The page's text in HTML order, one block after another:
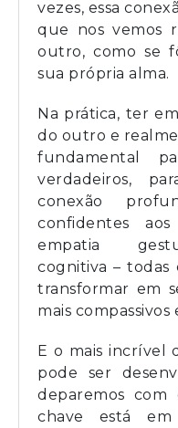
vezes, essa
que nos vemos
outro, como se
sua própria alma.
Na prática, ter
do outro e
fundamental
verdadeiros,
conexão
confidentes
empatia
cognitiva –
transformar em
mais compassivos
E o mais incrível
pode ser
deparemos com
chave está